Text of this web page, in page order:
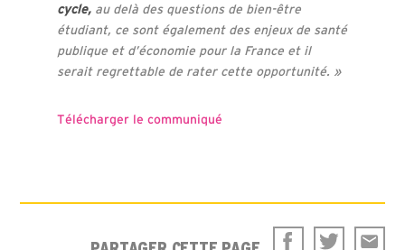
cycle,au delà des questions de bien-être
étudiant, ce sont également des enjeux de santé
publique et d’économie pour la France et il
serait regrettable de rater cette opportunité. »
Télécharger le communiqué